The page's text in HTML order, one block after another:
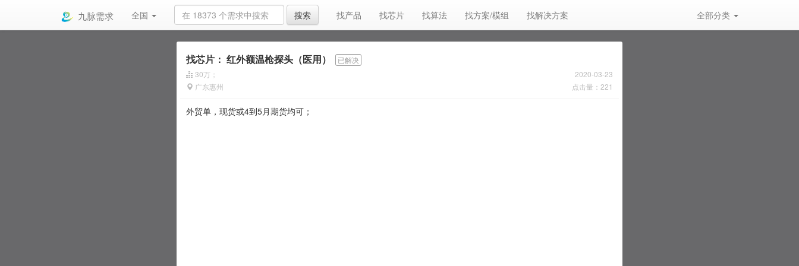
九脉需求 全国 搜索 找产品 找芯片 找算法 找方案/模组 找解决方案
找平台/找系统 找软件/找开发 找配件 找外壳/找外观 找代工
全部分类
找芯片： 红外额温枪探头（医用）
已解决
30万；
广东惠州
2020-03-23
点击量：221
外贸单，现货或4到5月期货均可；